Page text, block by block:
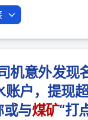
机意外发现
户，提现
与煤矿“打